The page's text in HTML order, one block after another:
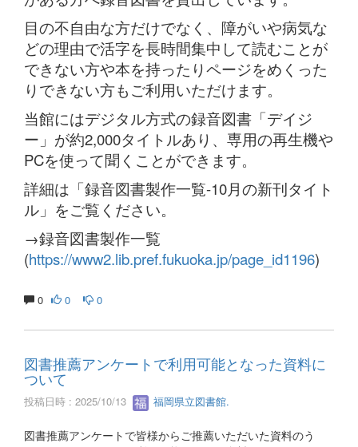
目の不自由な方だけでなく、障がいや病気な
どの理由で活字を長時間集中して読むことが
できない方や本を持ったりページをめくった
りできない方もご利用いただけます。
当館にはデジタル方式の録音図書「デイジ
ー」が約2,000タイトルあり、専用の再生機や
PCを使って聞くことができます。
詳細は「録音図書製作一覧-10月の新刊タイト
ル」をご覧ください。
→録音図書製作一覧
(https://www2.lib.pref.fukuoka.jp/page_id1196)
0 0 0
図書推薦アンケートで利用可能となった資料に
ついて
投稿日時 : 2025/10/13 福岡県立図書館.
図書推薦アンケートで皆様からご推薦いただいた資料のう